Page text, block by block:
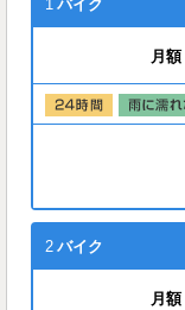
1 バイク
月額
2 バイク
月額